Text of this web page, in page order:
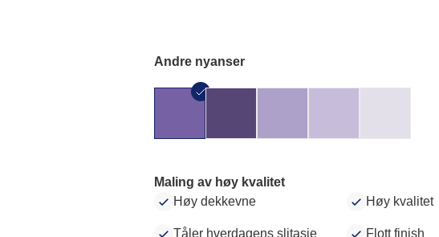
Andre nyanser
Maling av høy kvalitet
Høy dekkevne
Høy kvalitet
Tåler hverdagens slitasje Flott finish